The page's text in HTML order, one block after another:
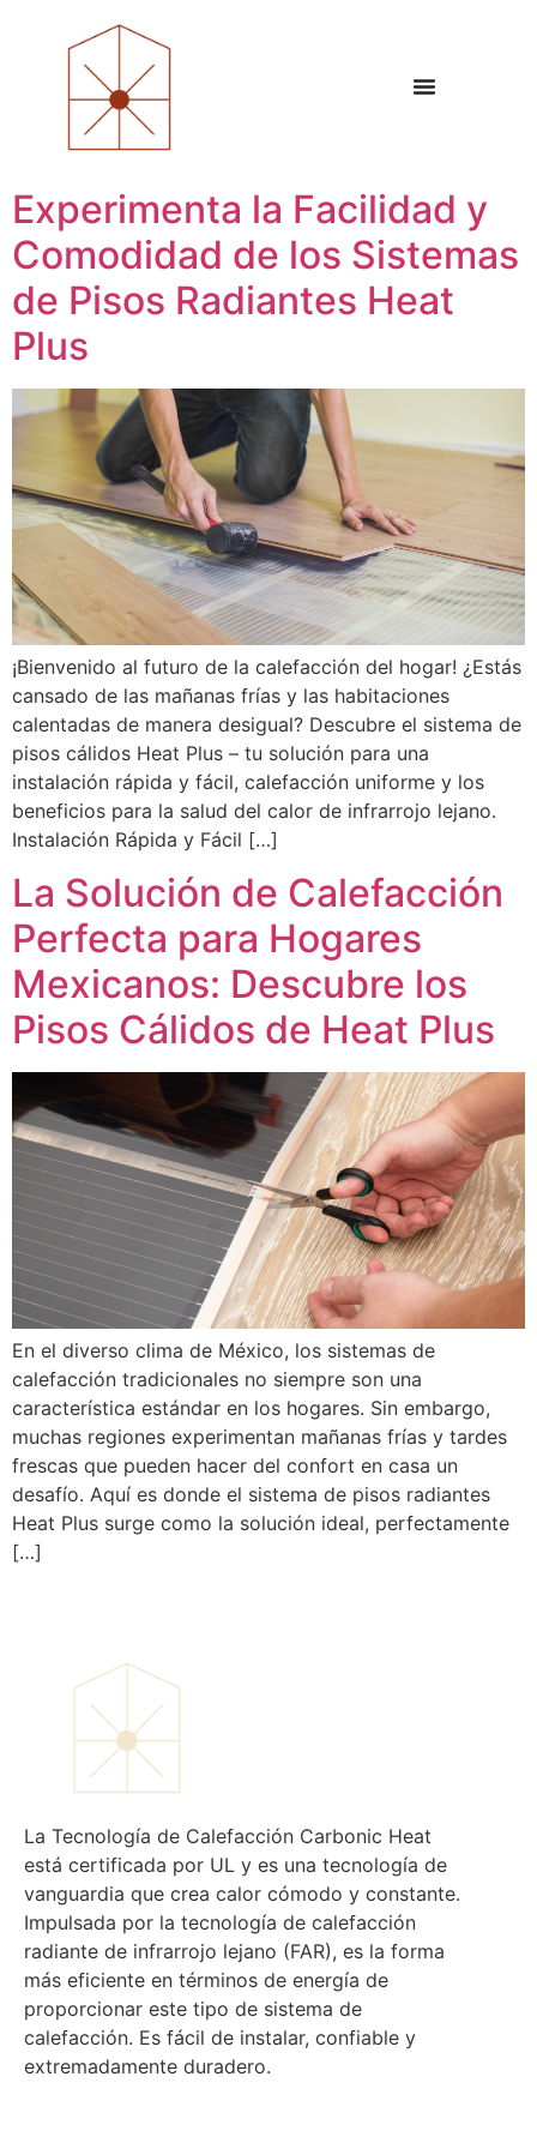
Experimenta la Facilidad y
Comodidad de los Sistemas
de Pisos Radiantes Heat
Plus
¡Bienvenido al futuro de la calefacción del hogar! ¿Estás
cansado de las mañanas frías y las habitaciones
calentadas de manera desigual? Descubre el sistema de
pisos cálidos Heat Plus – tu solución para una
instalación rápida y fácil, calefacción uniforme y los
beneficios para la salud del calor de infrarrojo lejano.
Instalación Rápida y Fácil […]
La Solución de Calefacción
Perfecta para Hogares
Mexicanos: Descubre los
Pisos Cálidos de Heat Plus
En el diverso clima de México, los sistemas de
calefacción tradicionales no siempre son una
característica estándar en los hogares. Sin embargo,
muchas regiones experimentan mañanas frías y tardes
frescas que pueden hacer del confort en casa un
desafío. Aquí es donde el sistema de pisos radiantes
Heat Plus surge como la solución ideal, perfectamente
[…]
La Tecnología de Calefacción Carbonic Heat
está certificada por UL y es una tecnología de
vanguardia que crea calor cómodo y constante.
Impulsada por la tecnología de calefacción
radiante de infrarrojo lejano (FAR), es la forma
más eficiente en términos de energía de
proporcionar este tipo de sistema de
calefacción. Es fácil de instalar, confiable y
extremadamente duradero.